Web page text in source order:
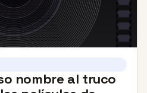
nombre al truco